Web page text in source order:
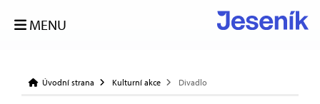
MENU
Úvodní strana Kulturní akce Divadlo